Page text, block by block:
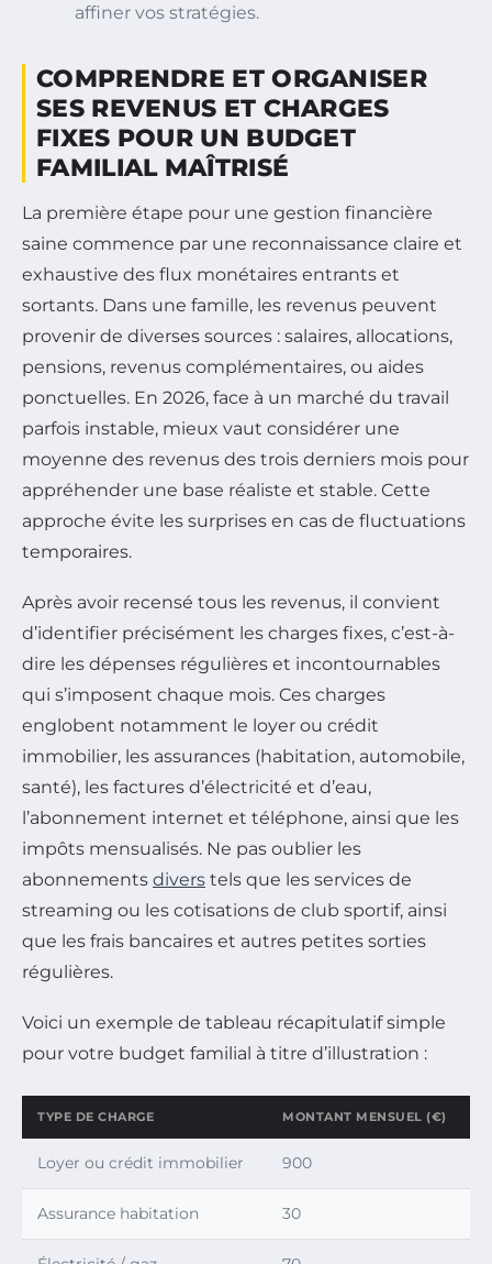
affiner vos stratégies.
COMPRENDRE ET ORGANISER
SES REVENUS ET CHARGES
FIXES POUR UN BUDGET
FAMILIAL MAÎTRISÉ
La première étape pour une gestion financière
saine commence par une reconnaissance claire et
exhaustive des flux monétaires entrants et
sortants. Dans une famille, les revenus peuvent
provenir de diverses sources : salaires, allocations,
pensions, revenus complémentaires, ou aides
ponctuelles. En 2026, face à un marché du travail
parfois instable, mieux vaut considérer une
moyenne des revenus des trois derniers mois pour
appréhender une base réaliste et stable. Cette
approche évite les surprises en cas de fluctuations
temporaires.
Après avoir recensé tous les revenus, il convient
d’identifier précisément les charges fixes, c’est-à-
dire les dépenses régulières et incontournables
qui s’imposent chaque mois. Ces charges
englobent notamment le loyer ou crédit
immobilier, les assurances (habitation, automobile,
santé), les factures d’électricité et d’eau,
l’abonnement internet et téléphone, ainsi que les
impôts mensualisés. Ne pas oublier les
abonnements divers tels que les services de
streaming ou les cotisations de club sportif, ainsi
que les frais bancaires et autres petites sorties
régulières.
Voici un exemple de tableau récapitulatif simple
pour votre budget familial à titre d’illustration :
TYPE DE CHARGE MONTANT MENSUEL (€)
Loyer ou crédit immobilier 900
Assurance habitation 30